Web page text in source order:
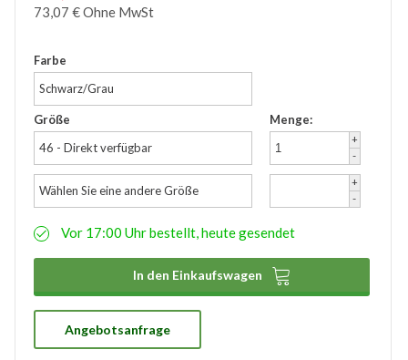
Zubehör
Wathose
73,07 €Ohne MwSt
Farbe
Schwarz/Grau
Größe
46 - Direkt verfügbar
Menge:
+
-
Wählen Sie eine andere Größe
+
-
Vor 17:00 Uhr bestellt, heute gesendet
In den Einkaufswagen 
Angebotsanfrage